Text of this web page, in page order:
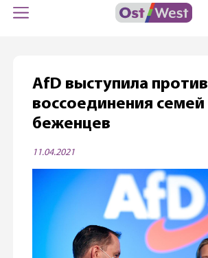
AfD выступила против
воссоединения семей
беженцев
11.04.2021